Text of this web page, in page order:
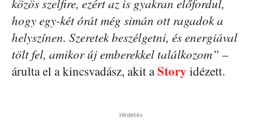
közös szelfire, ezért az is gyakran előfordul,
hogy egy-két órát még simán ott ragadok a
helyszínen. Szeretek beszélgetni, és energiával
tölt fel, amikor új emberekkel találkozom” –
árulta el a kincsvadász, akit aStory idézett.
Hirdetés